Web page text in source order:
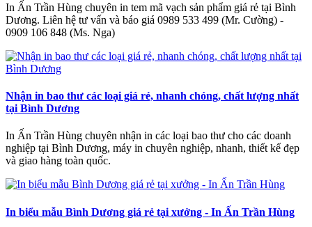
In Ấn Trần Hùng chuyên in tem mã vạch sản phẩm giá rẻ tại Bình
Dương. Liên hệ tư vấn và báo giá 0989 533 499 (Mr. Cường) -
0909 106 848 (Ms. Nga)
Nhận in bao thư các loại giá rẻ, nhanh chóng, chất lượng nhất
tại Bình Dương
In Ấn Trần Hùng chuyên nhận in các loại bao thư cho các doanh
nghiệp tại Bình Dương, máy in chuyên nghiệp, nhanh, thiết kế đẹp
và giao hàng toàn quốc.
In biểu mẫu Bình Dương giá rẻ tại xưởng - In Ấn Trần Hùng